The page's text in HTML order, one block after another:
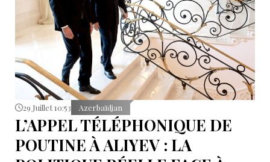
29 Juillet 10:53 Azerbaïdjan
L’APPEL TÉLÉPHONIQUE DE
POUTINE À ALIYEV : LA